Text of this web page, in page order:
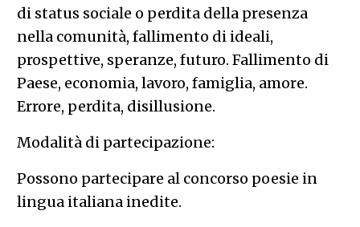
di status sociale o perdita della presenza
nella comunità, fallimento di ideali,
prospettive, speranze, futuro. Fallimento di
Paese, economia, lavoro, famiglia, amore.
Errore, perdita, disillusione.
Modalità di partecipazione:
Possono partecipare al concorso poesie in
lingua italiana inedite.